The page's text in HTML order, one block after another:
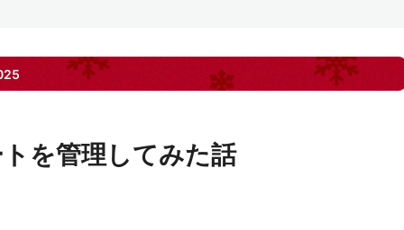
を管理してみた話